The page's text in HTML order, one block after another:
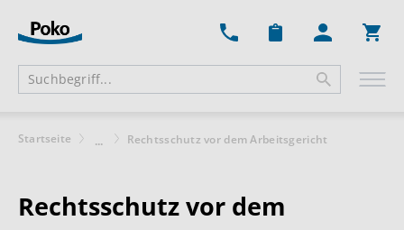
Startseite ... Rechtsschutz vor dem Arbeitsgericht
Rechtsschutz vor dem